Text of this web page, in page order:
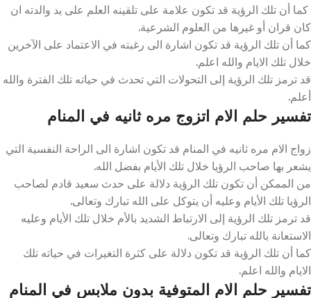
كما أن تلك الرؤية قد تكون علامة على تلقينه العلم على يد والدته ان
كان قران أو غيرها من العلوم الشرعية.
كما أن تلك الرؤية قد تكون اشارة الى رغبته في الاعتماد على الآخرين
خلال تلك الايام والله اعلم.
قد ترمز تلك الرؤية إلى التحولات التي تحدث في حياته تلك الفترة والله
أعلم.
تفسير حلم الام اتزوج مره ثانيه في المنام
زواج الام مره ثانيه في المنام قد تكون اشارة الى الراحة النفسية التي
يشعر بها صاحب الرؤيا خلال تلك الأيام بفضل الله.
من الممكن أن تكون تلك الرؤية دلالة على حدث سعيد قادم لصاحب
الرؤيا تلك الأيام وعليه أن يتوكل على الله تبارك وتعالى.
قد ترمز تلك الرؤية إلى الارتباط الشديد بالأم خلال تلك الأيام وعليه
الاستعانة بالله تبارك وتعالى.
كما أن تلك الرؤية قد تكون دلالة على كثرة التغيرات في حياته تلك
الايام والله اعلم.
تفسير حلم الام المتوفية بدون ملابس في المنام